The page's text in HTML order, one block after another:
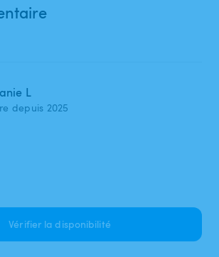
L
depuis 2025
Vérifier la disponibilité